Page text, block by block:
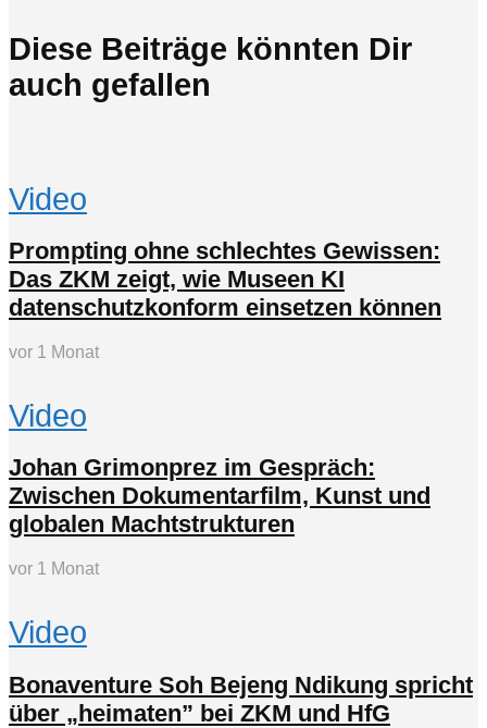
Diese Beiträge könnten Dir
auch gefallen
Video
Prompting ohne schlechtes Gewissen:
Das ZKM zeigt, wie Museen KI
datenschutzkonform einsetzen können
vor 1 Monat
Video
Johan Grimonprez im Gespräch:
Zwischen Dokumentarfilm, Kunst und
globalen Machtstrukturen
vor 1 Monat
Video
Bonaventure Soh Bejeng Ndikung spricht
über „heimaten” bei ZKM und HfG